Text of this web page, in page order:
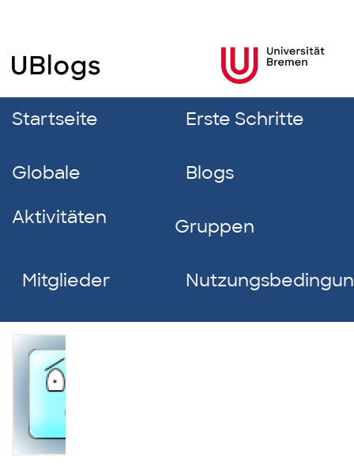
Startseite Erste Schritte
Globale
Aktivitäten
Blogs
Gruppen
Mitglieder